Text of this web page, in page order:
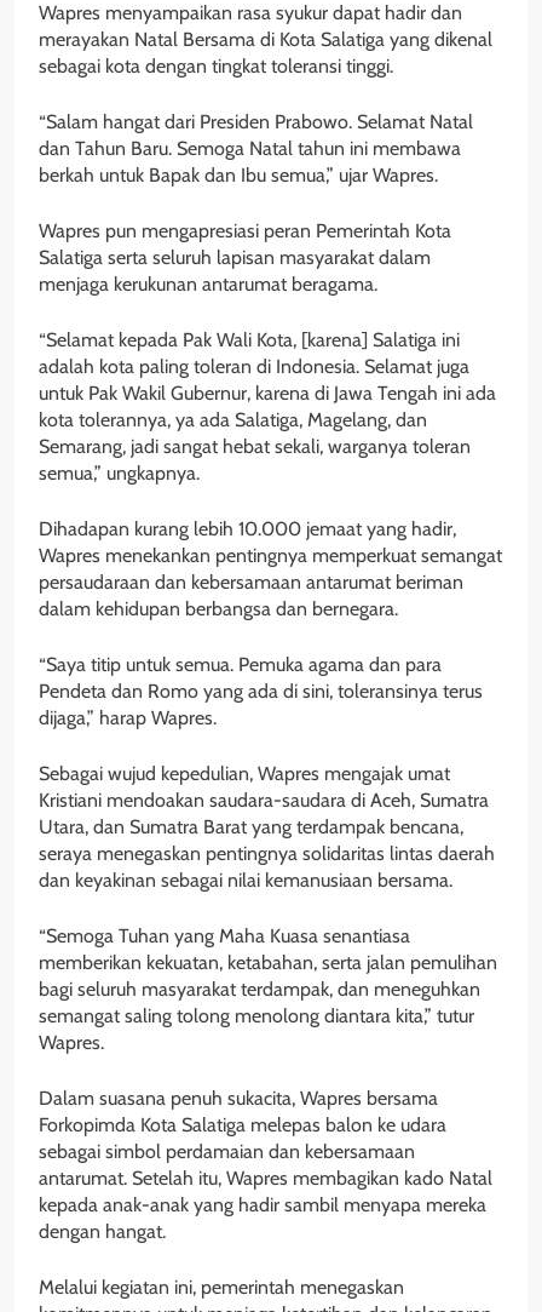
Wapres menyampaikan rasa syukur dapat hadir dan
merayakan Natal Bersama di Kota Salatiga yang dikenal
sebagai kota dengan tingkat toleransi tinggi.
“Salam hangat dari Presiden Prabowo. Selamat Natal
dan Tahun Baru. Semoga Natal tahun ini membawa
berkah untuk Bapak dan Ibu semua,” ujar Wapres.
Wapres pun mengapresiasi peran Pemerintah Kota
Salatiga serta seluruh lapisan masyarakat dalam
menjaga kerukunan antarumat beragama.
“Selamat kepada Pak Wali Kota, [karena] Salatiga ini
adalah kota paling toleran di Indonesia. Selamat juga
untuk Pak Wakil Gubernur, karena di Jawa Tengah ini ada
kota tolerannya, ya ada Salatiga, Magelang, dan
Semarang, jadi sangat hebat sekali, warganya toleran
semua,” ungkapnya.
Dihadapan kurang lebih 10.000 jemaat yang hadir,
Wapres menekankan pentingnya memperkuat semangat
persaudaraan dan kebersamaan antarumat beriman
dalam kehidupan berbangsa dan bernegara.
“Saya titip untuk semua. Pemuka agama dan para
Pendeta dan Romo yang ada di sini, toleransinya terus
dijaga,” harap Wapres.
Sebagai wujud kepedulian, Wapres mengajak umat
Kristiani mendoakan saudara-saudara di Aceh, Sumatra
Utara, dan Sumatra Barat yang terdampak bencana,
seraya menegaskan pentingnya solidaritas lintas daerah
dan keyakinan sebagai nilai kemanusiaan bersama.
“Semoga Tuhan yang Maha Kuasa senantiasa
memberikan kekuatan, ketabahan, serta jalan pemulihan
bagi seluruh masyarakat terdampak, dan meneguhkan
semangat saling tolong menolong diantara kita,” tutur
Wapres.
Dalam suasana penuh sukacita, Wapres bersama
Forkopimda Kota Salatiga melepas balon ke udara
sebagai simbol perdamaian dan kebersamaan
antarumat. Setelah itu, Wapres membagikan kado Natal
kepada anak-anak yang hadir sambil menyapa mereka
dengan hangat.
Melalui kegiatan ini, pemerintah menegaskan